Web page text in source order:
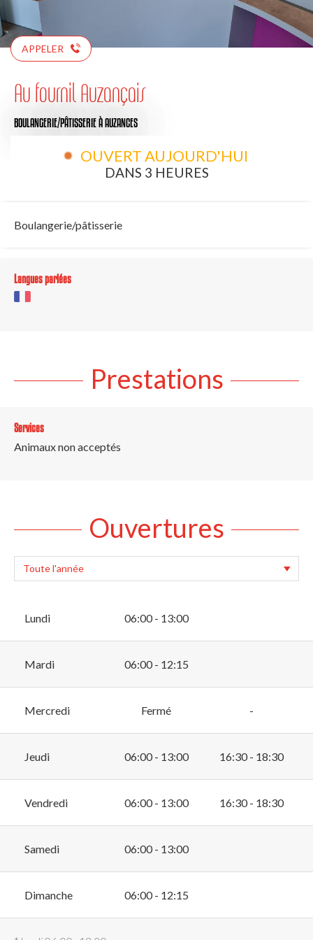
APPELER
Au fournil Auzançais
BOULANGERIE/PÂTISSERIEÀ AUZANCES
OUVERT AUJOURD'HUI
DANS 3 HEURES
Boulangerie/pâtisserie
Langues parlées
Prestations
Services
Animaux non acceptés
Ouvertures
Lundi 06:00 - 13:00
Mardi 06:00 - 12:15
Mercredi Fermé -
Jeudi 06:00 - 13:00 16:30 - 18:30
Vendredi 06:00 - 13:00 16:30 - 18:30
Samedi 06:00 - 13:00
Dimanche 06:00 - 12:15